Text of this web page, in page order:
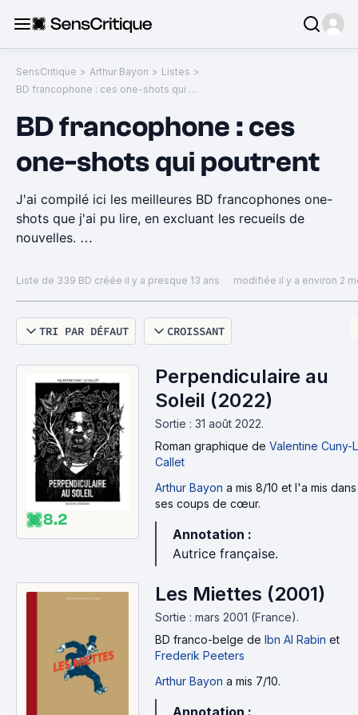
SensCritique > Arthur Bayon > Listes >
BD francophone : ces one-shots qui poutrent
BD francophone : ces
one-shots qui poutrent
J'ai compilé ici les meilleures BD francophones one-
shots que j'ai pu lire, en excluant les recueils de
nouvelles.
Recueils :
es_recueils_qui_tabassent/313392
Séries de 2 à 10 tomes :
ries_courtes_entre_2_et_10_tomes/321524
Séries de 11 à 30 tomes :
http://www.senscritique.com/liste/BD_francophone_se
ries_de_longueur_raisonnable_entre_11_et_30/1104425
Liste de 339 BD créée il y a presque 13 ans · modifiée il y a environ 2
TRI PAR DÉFAUT CROISSANT
8.2
Perpendiculaire au
Soleil (2022)
Sortie : 31 août 2022.
Roman graphique de Valentine Cuny-
Callet
Arthur Bayon a mis 8/10 et l'a mis dans
ses coups de cœur.
Annotation :
Autrice française.
Les Miettes (2001)
Sortie : mars 2001 (France).
BD franco-belge de Ibn Al Rabin et
Frederik Peeters
Arthur Bayon a mis 7/10.
Annotation :